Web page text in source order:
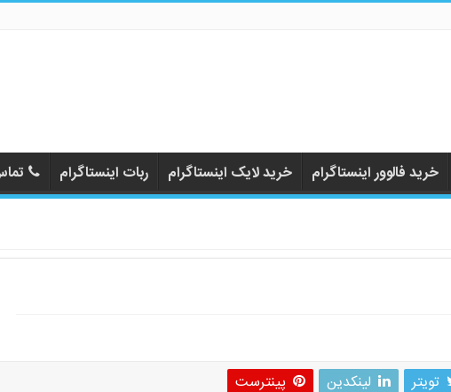
خرید فالوور اینستاگرام خرید لایک اینستاگرام ربات اینستاگرام
تویتر لینکدین پینترست